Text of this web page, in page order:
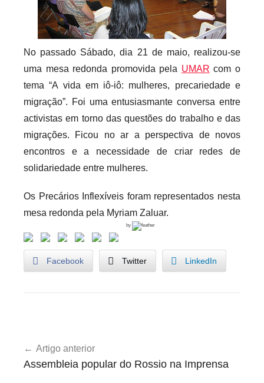
i
o
s
n
f
l
No passado Sábado, dia 21 de maio, realizou-se
uma mesa redonda promovida pela UMAR com o
tema “A vida em iô-iô: mulheres, precariedade e
migração”. Foi uma entusiasmante conversa entre
activistas em torno das questões do trabalho e das
migrações. Ficou no ar a perspectiva de novos
encontros e a necessidade de criar redes de
solidariedade entre mulheres.
Os Precários Inflexíveis foram representados nesta
mesa redonda pela Myriam Zaluar.
by
Facebook Twitter LinkedIn
de
Artigo anterior
Assembleia popular do Rossio na Imprensa